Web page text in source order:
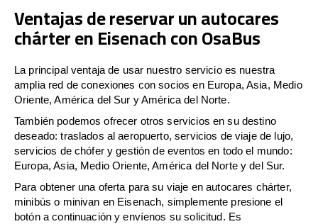
Ventajas de reservar un autocares
chárter en Eisenach con OsaBus
La principal ventaja de usar nuestro servicio es nuestra
amplia red de conexiones con socios en Europa, Asia, Medio
Oriente, América del Sur y América del Norte.
También podemos ofrecer otros servicios en su destino
deseado: traslados al aeropuerto, servicios de viaje de lujo,
servicios de chófer y gestión de eventos en todo el mundo:
Europa, Asia, Medio Oriente, América del Norte y del Sur.
Para obtener una oferta para su viaje en autocares chárter,
minibús o minivan en Eisenach, simplemente presione el
botón a continuación y envíenos su solicitud. Es